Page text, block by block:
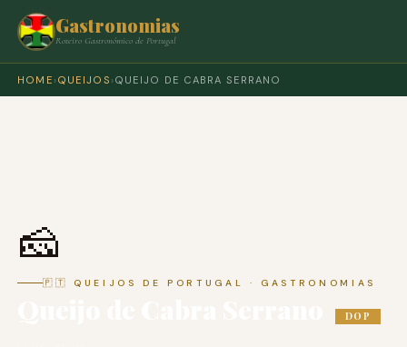
Gastronomias
Roteiro Gastronómico de Portugal
HOME › QUEIJOS › QUEIJO DE CABRA SERRANO
🧀
🇵🇹 QUEIJOS DE PORTUGAL · GASTRONOMIAS
DOP